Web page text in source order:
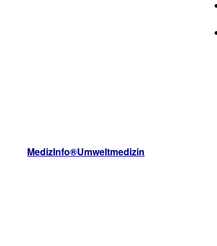
MedizInfo®Umweltmedizin